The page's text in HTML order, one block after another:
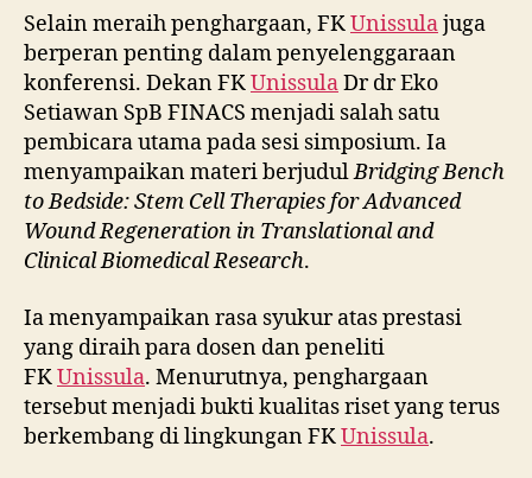
Selain meraih penghargaan, FKUnissulajuga
berperan penting dalam penyelenggaraan
konferensi. Dekan FKUnissulaDr dr Eko
Setiawan SpB FINACS menjadi salah satu
pembicara utama pada sesi simposium. Ia
menyampaikan materi berjudulBridging Bench
to Bedside: Stem Cell Therapies for Advanced
Wound Regeneration in Translational and
Clinical Biomedical Research.
Ia menyampaikan rasa syukur atas prestasi
yang diraih para dosen dan peneliti
FKUnissula. Menurutnya, penghargaan
tersebut menjadi bukti kualitas riset yang terus
berkembang di lingkungan FKUnissula.